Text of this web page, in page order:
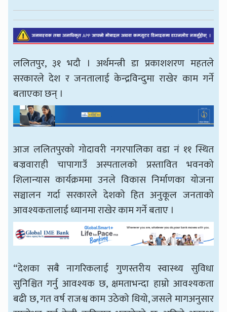
ललितपुर, ३१ भदौ । अर्थमन्त्री डा प्रकाशशरण महतले
सरकारले देश र जनतालाई केन्द्रविन्दुमा राखेर काम गर्ने
बताएका छन् ।
आज ललितपुरको गोदावरी नगरपालिका वडा नं ११ स्थित
बज्रवाराही चापागाउँ अस्पतालको प्रस्तावित भवनको
शिलान्यास कार्यक्रममा उनले विकास निर्माणका योजना
सञ्चालन गर्दा सरकारले देशको हित अनुकूल जनताको
आवश्यकतालाई ध्यानमा राखेर काम गर्ने बताए ।
“देशका सबै नागरिकलाई गुणस्तरीय स्वास्थ्य सुविधा
सुनिश्चित गर्नु आवश्यक छ, क्षमताभन्दा हाम्रो आवश्यकता
बढी छ, गत वर्ष राजश्व काम उठेको थियो, जसले मागअनुसार